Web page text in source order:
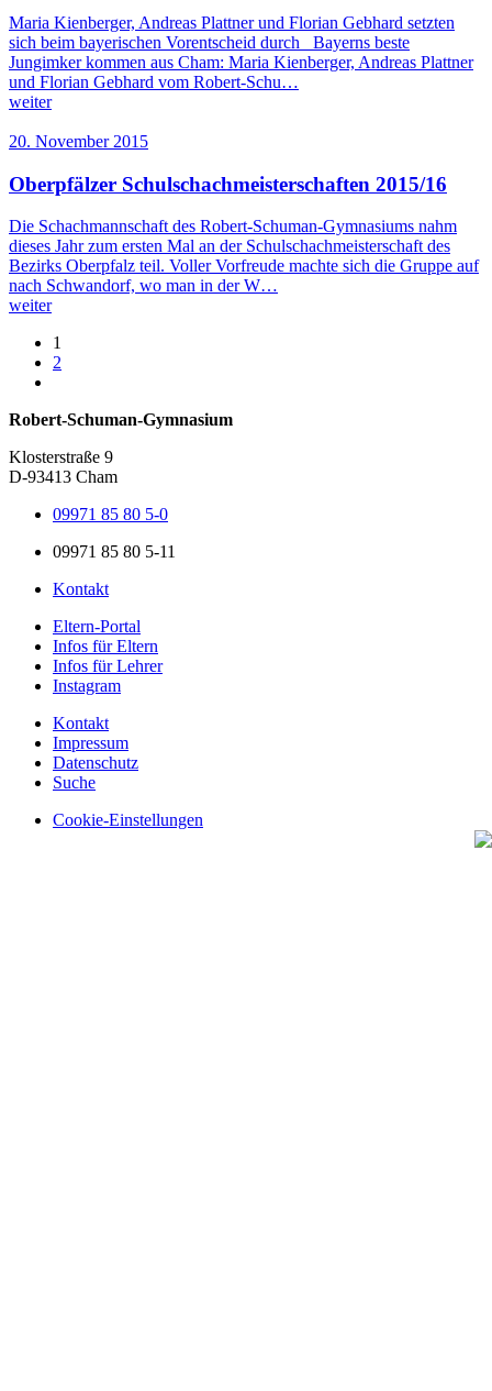
Maria Kienberger, Andreas Plattner und Florian Gebhard setzten
sich beim bayerischen Vorentscheid durch Bayerns beste
Jungimker kommen aus Cham: Maria Kienberger, Andreas Plattner
und Florian Gebhard vom Robert-Schu…
weiter
20. November 2015
Oberpfälzer Schulschachmeisterschaften 2015/16
Die Schachmannschaft des Robert-Schuman-Gymnasiums nahm
dieses Jahr zum ersten Mal an der Schulschachmeisterschaft des
Bezirks Oberpfalz teil. Voller Vorfreude machte sich die Gruppe auf
nach Schwandorf, wo man in der W…
weiter
1
2
Robert-Schuman-Gymnasium
Klosterstraße 9
D-93413 Cham
09971 85 80 5-0
09971 85 80 5-11
Kontakt
Eltern-Portal
Infos für Eltern
Infos für Lehrer
Instagram
Kontakt
Impressum
Datenschutz
Suche
Cookie-Einstellungen